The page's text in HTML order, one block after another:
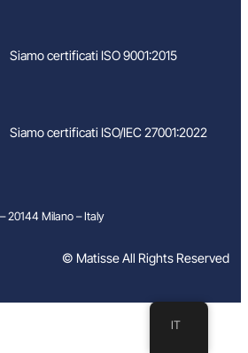
Siamo certificati ISO 9001:2015
Siamo certificati ISO/IEC 27001:2022
20144 Milano – Italy
© Matisse All Rights Reserved
IT